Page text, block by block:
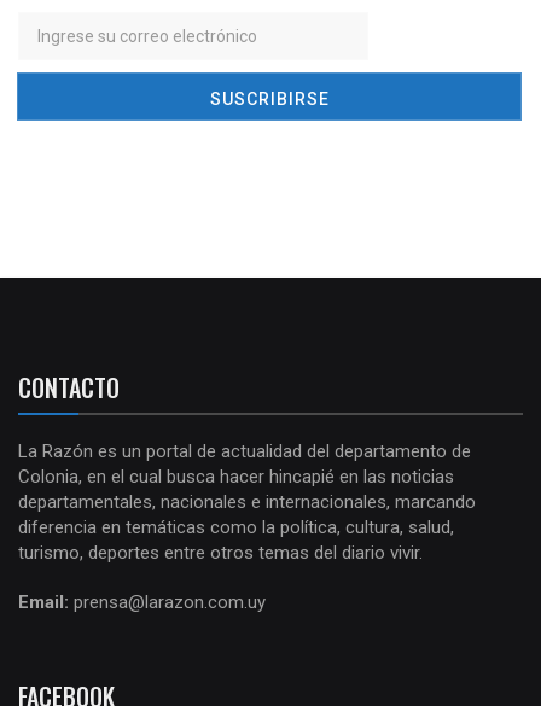
CONTACTO
La Razón es un portal de actualidad del departamento de
Colonia, en el cual busca hacer hincapié en las noticias
departamentales, nacionales e internacionales, marcando
diferencia en temáticas como la política, cultura, salud,
turismo, deportes entre otros temas del diario vivir.
Email: prensa@larazon.com.uy
FACEBOOK